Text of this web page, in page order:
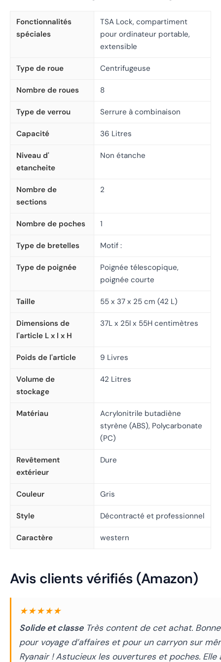
Fonctionnalités
spéciales
TSA Lock, compartiment
pour ordinateur portable,
extensible
Type de roue Centrifugeuse
Nombre de roues 8
Type de verrou Serrure à combinaison
Capacité 36 Litres
Niveau d'
etancheite
Non étanche
Nombre de
sections
2
Nombre de poches 1
Type de bretelles Motif :
Type de poignée
Poignée télescopique,
poignée courte
Taille 55 x 37 x 25 cm (42 L)
Dimensions de
l'article L x l x H
37L x 25l x 55H centimètres
Poids de l'article 9 Livres
Volume de
stockage
42 Litres
Matériau
Acrylonitrile butadiène
styrène (ABS), Polycarbonate
(PC)
Revêtement
extérieur
Dure
Couleur Gris
Style Décontracté et professionnel
Caractère western
Avis clients vérifiés (Amazon)
★★★★★
Solide et classeTrès content de cet achat.
pour voyage d’affaires et pour un carryon sur
Ryanair ! Astucieux les ouvertures et poches. Elle